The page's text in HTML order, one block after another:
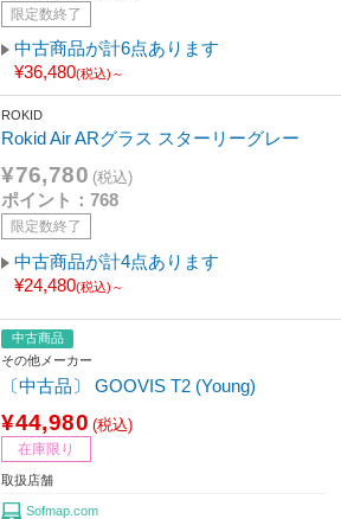
限定数終了
中古商品が計6点あります
¥36,480(税込)～
ROKID
Rokid Air ARグラス スターリーグレー
¥76,780 (税込)
ポイント：768
限定数終了
中古商品が計4点あります
¥24,480(税込)～
中古商品
その他メーカー
〔中古品〕 GOOVIS T2 (Young)
¥44,980 (税込)
在庫限り
取扱店舗
Sofmap.com